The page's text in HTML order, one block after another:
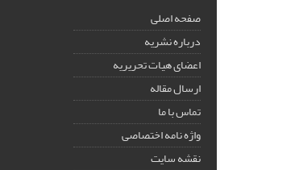
صفحه اصلی
درباره نشریه
اعضای هیات تحریریه
ارسال مقاله
تماس با ما
واژه نامه اختصاصی
نقشه سایت